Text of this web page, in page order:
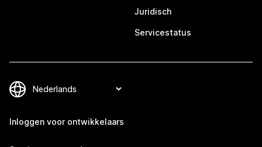
Juridisch
Servicestatus
Inloggen voor ontwikkelaars